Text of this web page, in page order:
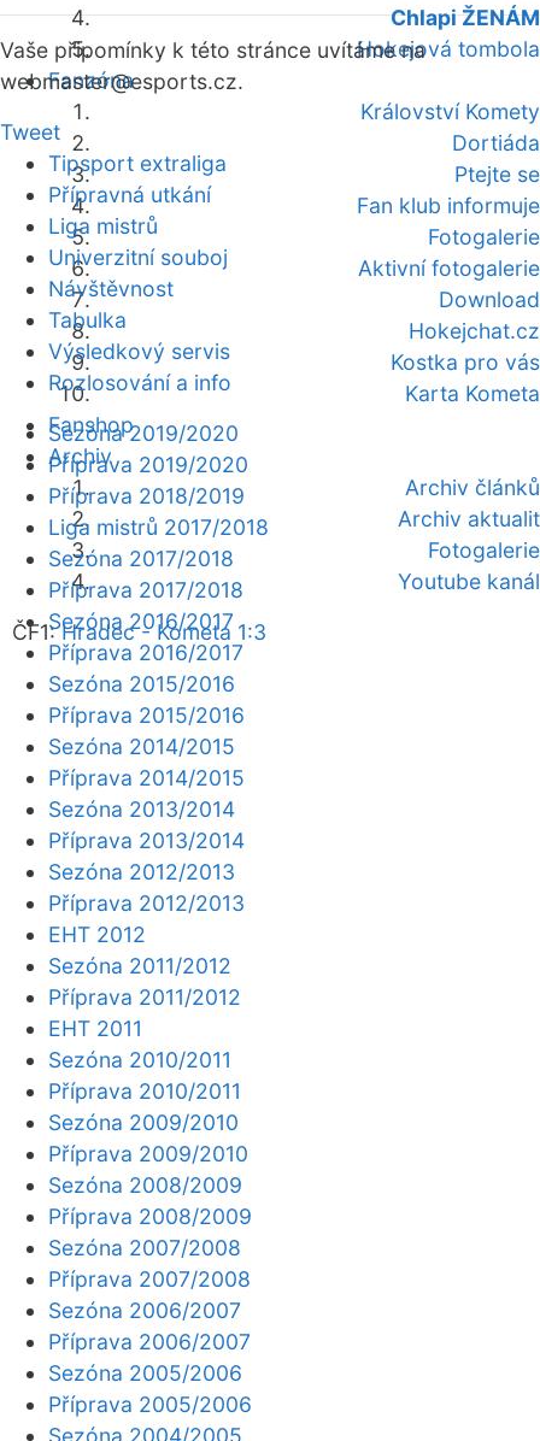
Chlapi ŽENÁM
Hokejová tombola
Fanzóna
Království Komety
Dortiáda
Ptejte se
Fan klub informuje
Fotogalerie
Aktivní fotogalerie
Download
Hokejchat.cz
Kostka pro vás
Karta Kometa
Fanshop
Archiv
Archiv článků
Archiv aktualit
Fotogalerie
Youtube kanál
ČF1:Hradec - Kometa 1:3
Vaše připomínky k této stránce uvítáme na
webmaster@esports.cz.
Tweet
Tipsport extraliga
Přípravná utkání
Liga mistrů
Univerzitní souboj
Návštěvnost
Tabulka
Výsledkový servis
Rozlosování a info
Sezóna 2019/2020
Příprava 2019/2020
Příprava 2018/2019
Liga mistrů 2017/2018
Sezóna 2017/2018
Příprava 2017/2018
Sezóna 2016/2017
Příprava 2016/2017
Sezóna 2015/2016
Příprava 2015/2016
Sezóna 2014/2015
Příprava 2014/2015
Sezóna 2013/2014
Příprava 2013/2014
Sezóna 2012/2013
Příprava 2012/2013
EHT 2012
Sezóna 2011/2012
Příprava 2011/2012
EHT 2011
Sezóna 2010/2011
Příprava 2010/2011
Sezóna 2009/2010
Příprava 2009/2010
Sezóna 2008/2009
Příprava 2008/2009
Sezóna 2007/2008
Příprava 2007/2008
Sezóna 2006/2007
Příprava 2006/2007
Sezóna 2005/2006
Příprava 2005/2006
Sezóna 2004/2005